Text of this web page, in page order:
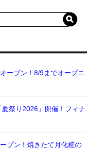
ープン！8/9までオープニ
祭り2026」開催！フィナ
プン！焼きたて月化粧の